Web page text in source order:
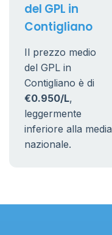
del GPL in
Contigliano
Il prezzo medio
del GPL in
Contigliano è di
€0.950/L,
leggermente
inferiore alla media
nazionale.